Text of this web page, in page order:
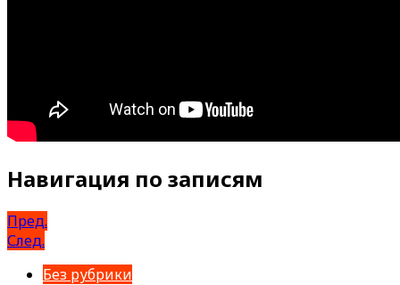
Навигация по записям
Пред.
След.
Без рубрики